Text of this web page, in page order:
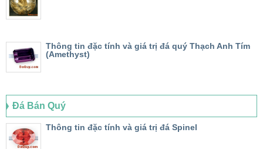
Thông tin đặc tính và giá trị đá quý Thạch Anh Tím
(Amethyst)
Đá Bán Quý
Thông tin đặc tính và giá trị đá Spinel